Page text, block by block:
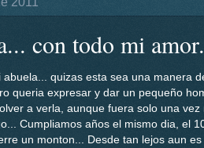
con todo mi
abuela... quizas esta sea una manera
queria expresar y dar un pequeño
a verla, aunque fuera solo una
Cumpliamos años el mismo dia, el
un monton... Desde tan lejos aun